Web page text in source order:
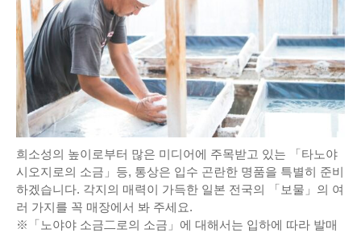
희소성의 높이로부터 많은 미디어에 주목받고 있는 「타노야
시오지로의 소금」등, 통상은 입수 곤란한 명품을 특별히 준비
하겠습니다. 각지의 매력이 가득한 일본 전국의 「보물」의 여
러 가지를 꼭 매장에서 봐 주세요.
※「노야야 소금⼆로의 소금」에 대해서는 입하에 따라 발매